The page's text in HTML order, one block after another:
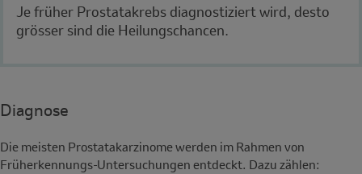
Je früher Prostatakrebs diagnostiziert wird, desto
grösser sind die Heilungschancen.
Diagnose
Die meisten Prostatakarzinome werden im Rahmen von
Früherkennungs-Untersuchungen entdeckt. Dazu zählen: